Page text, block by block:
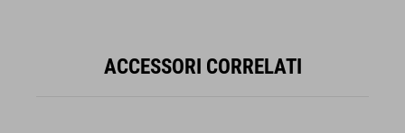
ACCESSORI CORRELATI